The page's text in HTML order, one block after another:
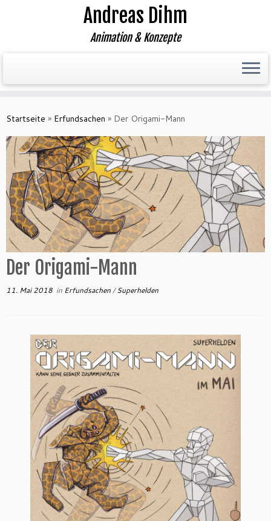
Inhalt
Andreas Dihm
Animation & Konzepte
Startseite » Erfundsachen » Der Origami-Mann
Der Origami-Mann
11. Mai 2018 in Erfundsachen/Superhelden